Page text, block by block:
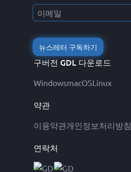
뉴스레터 구독하기
구버전 GDL 다운로드
WindowsmacOSLinux
약관
이용약관개인정보처리방침
연락처